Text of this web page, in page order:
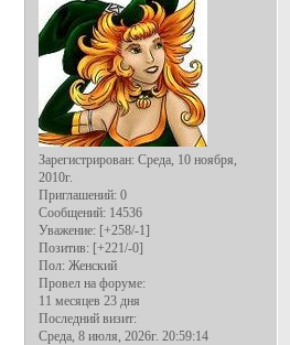
Зарегистрирован: Среда, 10 ноября,
2010г.
Приглашений: 0
Сообщений: 14536
Уважение: [+258/-1]
Позитив: [+221/-0]
Пол: Женский
Провел на форуме:
11 месяцев 23 дня
Последний визит:
Среда, 8 июля, 2026г. 20:59:14